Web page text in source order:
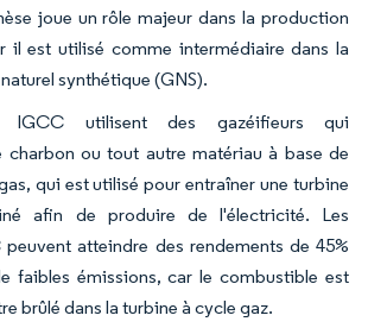
joue un rôle majeur dans la production
il est utilisé comme intermédiaire dans la
synthétique (GNS).
IGCC utilisent des gazéifieurs qui
charbon ou tout autre matériau à base de
qui est utilisé pour entraîner une turbine
afin de produire de l'électricité. Les
atteindre des rendements de 45%
faibles émissions, car le combustible est
brûlé dans la turbine à cycle gaz.